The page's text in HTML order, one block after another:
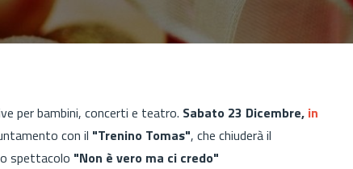
per bambini, concerti e teatro. Sabato 23 Dicembre, in
con il "Trenino Tomas", che chiuderà il
spettacolo "Non è vero ma ci credo"